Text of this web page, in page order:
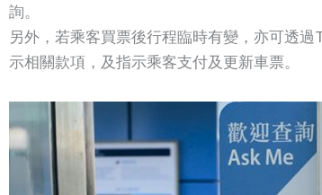
詢。
另外，若乘客買票後行程臨時有變，亦可透
示相關款項，及指示乘客支付及更新車票。